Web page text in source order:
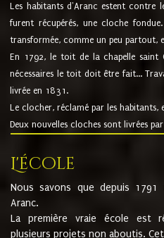
Les habitants d'Aranc estent contre
furent récupérés, une cloche
transformée, comme un peu partout,
En 1792, le toit de la chapelle saint
nécessaires le toit doit être fait...
livrée en 1831.
Le clocher, réclamé par les
Deux nouvelles cloches sont livrées
L'école
Nous savons que depuis
Aranc.
La première vraie école est
plusieurs projets non aboutis.